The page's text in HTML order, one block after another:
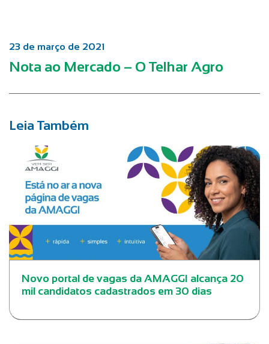
23 de março de 2021
Nota ao Mercado – O Telhar Agro
Leia Também
Novo portal de vagas da AMAGGI alcança 20
mil candidatos cadastrados em 30 dias